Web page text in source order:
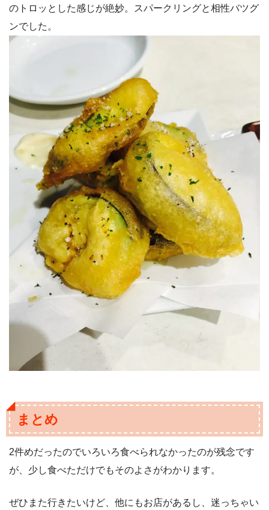
のトロッとした感じが絶妙。スパークリングと相性バツグ
ンでした。
まとめ
2件めだったのでいろいろ食べられなかったのが残念です
が、少し食べただけでもそのよさがわかります。
ぜひまた行きたいけど、他にもお店があるし、迷っちゃい